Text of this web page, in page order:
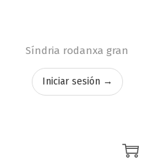
Síndria rodanxa gran
Iniciar sesión →